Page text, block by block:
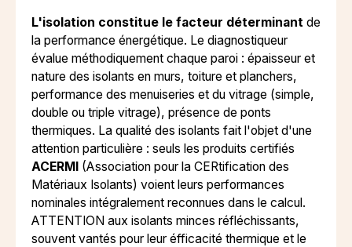
L'isolation constitue le facteur déterminant de
la performance énergétique. Le diagnostiqueur
évalue méthodiquement chaque paroi : épaisseur et
nature des isolants en murs, toiture et planchers,
performance des menuiseries et du vitrage (simple,
double ou triple vitrage), présence de ponts
thermiques. La qualité des isolants fait l'objet d'une
attention particulière : seuls les produits certifiés
ACERMI(Association pour la CERtification des
Matériaux Isolants) voient leurs performances
nominales intégralement reconnues dans le calcul.
ATTENTION aux isolants minces réfléchissants,
souvent vantés pour leur éfficacité thermique et le